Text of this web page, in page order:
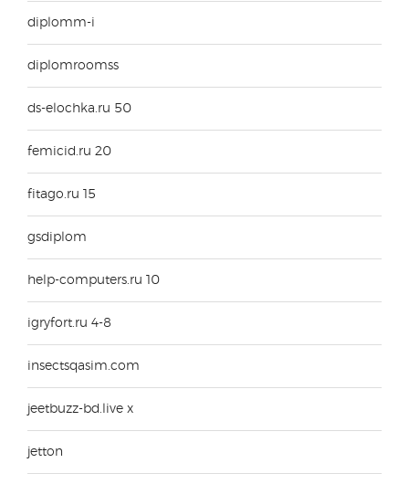
diplomm-i
diplomroomss
ds-elochka.ru 50
femicid.ru 20
fitago.ru 15
gsdiplom
help-computers.ru 10
igryfort.ru 4-8
insectsqasim.com
jeetbuzz-bd.live x
jetton